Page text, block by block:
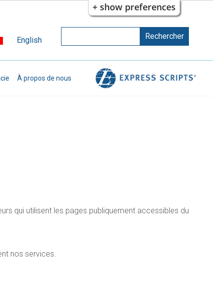
+ show preferences
English Rechercher
À propos de nous
qui utilisent les pages publiquement accessibles du
nos services.